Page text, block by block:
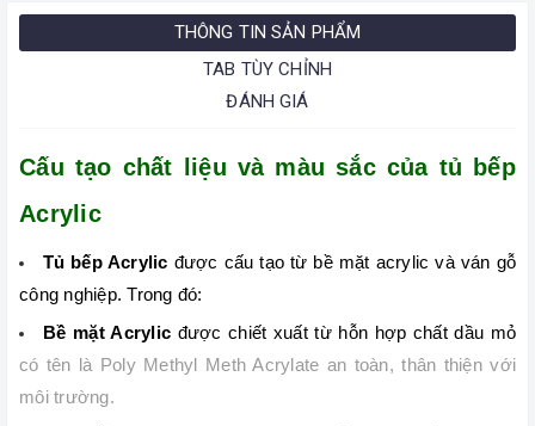
THÔNG TIN SẢN PHẨM
TAB TÙY CHỈNH
ĐÁNH GIÁ
Cấu tạo chất liệu và màu sắc của tủ bếp
Acrylic
Tủ bếp Acrylic được cấu tạo từ bề mặt acrylic và ván gỗ
công nghiệp. Trong đó:
Bề mặt Acrylic được chiết xuất từ hỗn hợp chất dầu mỏ
có tên là Poly Methyl Meth Acrylate an toàn, thân thiện với
môi trường.